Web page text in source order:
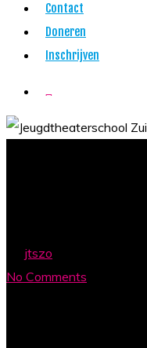
Contact
Doneren
Inschrijven
jtszo
No Comments